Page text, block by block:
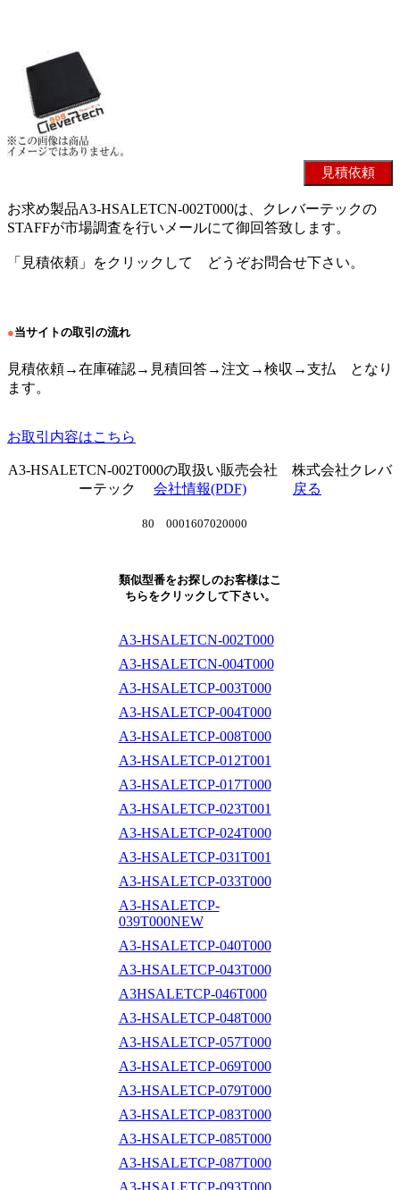
お求め製品A3-HSALETCN-002T000は、クレバーテックの
STAFFが市場調査を行いメールにて御回答致します。
「見積依頼」をクリックして どうぞお問合せ下さい。
●当サイトの取引の流れ
見積依頼→在庫確認→見積回答→注文→検収→支払 となり
ます。
お取引内容はこちら
A3-HSALETCN-002T000の取扱い販売会社 株式会社クレバ
ーテック 会社情報(PDF) 戻る
80 0001607020000
類似型番をお探しのお客様はこ
ちらをクリックして下さい。
A3-HSALETCN-002T000
A3-HSALETCN-004T000
A3-HSALETCP-003T000
A3-HSALETCP-004T000
A3-HSALETCP-008T000
A3-HSALETCP-012T001
A3-HSALETCP-017T000
A3-HSALETCP-023T001
A3-HSALETCP-024T000
A3-HSALETCP-031T001
A3-HSALETCP-033T000
A3-HSALETCP-
039T000NEW
A3-HSALETCP-040T000
A3-HSALETCP-043T000
A3HSALETCP-046T000
A3-HSALETCP-048T000
A3-HSALETCP-057T000
A3-HSALETCP-069T000
A3-HSALETCP-079T000
A3-HSALETCP-083T000
A3-HSALETCP-085T000
A3-HSALETCP-087T000
A3-HSALETCP-093T000